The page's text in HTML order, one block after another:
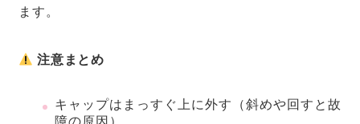
ます。
注意まとめ
キャップはまっすぐ上に外す（斜めや回すと故
障の原因）